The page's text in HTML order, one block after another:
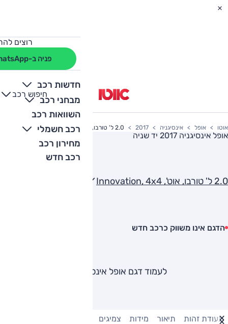
רוצים
פניה ב-WhatsApp
חדשות רכב
מבחני רכב
השוואות רכב
רכב חשמלי
מחירון רכב
רכב חדש
חיפוש רכב
+
-
אוטו אופל אינסיגניה 2017 2.0 ל' טורבו, אוט', Innovation, 4x4
אופל אינסיגניה 2017 יד שניה
2.0 ל' טורבו, אוט', Innovation, 4x4
הדגם אינו משווק כרכב חדש
לעמוד דגם אופל אינסיגניה
תעודת זהות תיאור מידות צמיגים